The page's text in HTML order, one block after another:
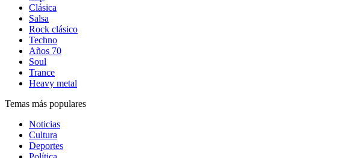
Clásica
Salsa
Rock clásico
Techno
Años 70
Soul
Trance
Heavy metal
Temas más populares
Noticias
Cultura
Deportes